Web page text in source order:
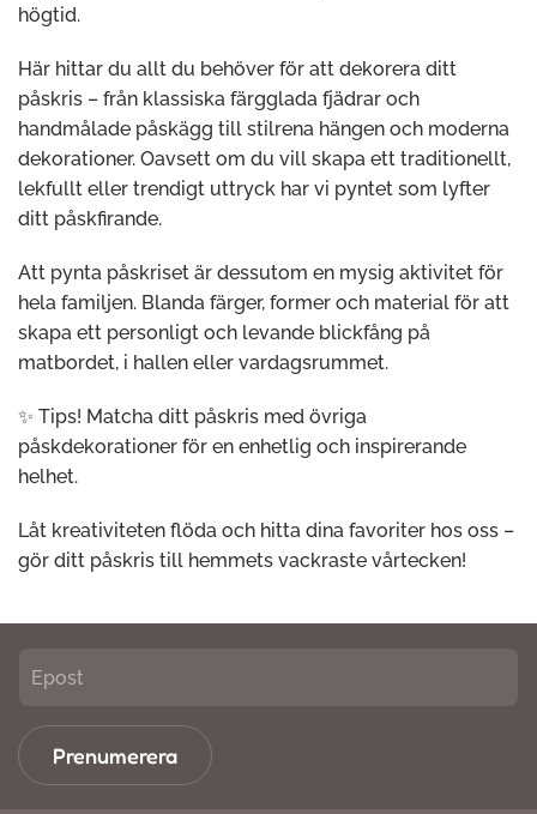
högtid.
Här hittar du allt du behöver för att dekorera ditt
påskris – från klassiska färgglada fjädrar och
handmålade påskägg till stilrena hängen och moderna
dekorationer. Oavsett om du vill skapa ett traditionellt,
lekfullt eller trendigt uttryck har vi pyntet som lyfter
ditt påskfirande.
Att pynta påskriset är dessutom en mysig aktivitet för
hela familjen. Blanda färger, former och material för att
skapa ett personligt och levande blickfång på
matbordet, i hallen eller vardagsrummet.
✨ Tips! Matcha ditt påskris med övriga
påskdekorationer för en enhetlig och inspirerande
helhet.
Låt kreativiteten flöda och hitta dina favoriter hos oss –
gör ditt påskris till hemmets vackraste vårtecken!
Prenumerera